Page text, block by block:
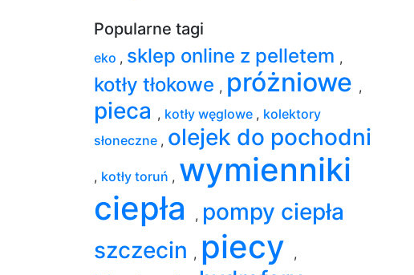
Popularne tagi
eko , sklep online z pelletem ,
kotły tłokowe , próżniowe ,
pieca , kotły węglowe , kolektory
słoneczne , olejek do pochodni
, kotły toruń , wymienniki
ciepła
, pompy ciepła
szczecin , piecy ,